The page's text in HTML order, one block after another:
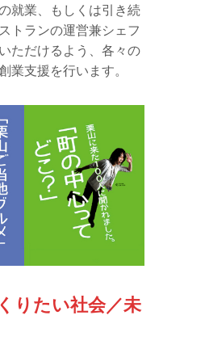
就業、もしくは引き続
トランの運営兼シェフ
ただけるよう、各々の
業支援を行います。
りたい社会／未